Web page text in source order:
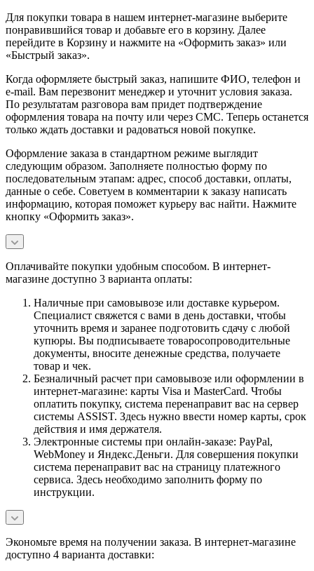
Для покупки товара в нашем интернет-магазине выберите
понравившийся товар и добавьте его в корзину. Далее
перейдите в Корзину и нажмите на «Оформить заказ» или
«Быстрый заказ».
Когда оформляете быстрый заказ, напишите ФИО, телефон и
e-mail. Вам перезвонит менеджер и уточнит условия заказа.
По результатам разговора вам придет подтверждение
оформления товара на почту или через СМС. Теперь останется
только ждать доставки и радоваться новой покупке.
Оформление заказа в стандартном режиме выглядит
следующим образом. Заполняете полностью форму по
последовательным этапам: адрес, способ доставки, оплаты,
данные о себе. Советуем в комментарии к заказу написать
информацию, которая поможет курьеру вас найти. Нажмите
кнопку «Оформить заказ».
Оплачивайте покупки удобным способом. В интернет-
магазине доступно 3 варианта оплаты:
Наличные при самовывозе или доставке курьером.
Специалист свяжется с вами в день доставки, чтобы
уточнить время и заранее подготовить сдачу с любой
купюры. Вы подписываете товаросопроводительные
документы, вносите денежные средства, получаете
товар и чек.
Безналичный расчет при самовывозе или оформлении в
интернет-магазине: карты Visa и MasterCard. Чтобы
оплатить покупку, система перенаправит вас на сервер
системы ASSIST. Здесь нужно ввести номер карты, срок
действия и имя держателя.
Электронные системы при онлайн-заказе: PayPal,
WebMoney и Яндекс.Деньги. Для совершения покупки
система перенаправит вас на страницу платежного
сервиса. Здесь необходимо заполнить форму по
инструкции.
Экономьте время на получении заказа. В интернет-магазине
доступно 4 варианта доставки: